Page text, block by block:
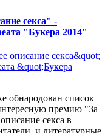
секса" -
"Букера 2014"
обнародован список
премию "За
секса в